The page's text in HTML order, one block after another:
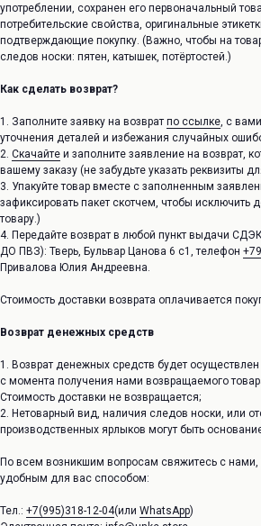
употреблении, сохранен его первоначальный
потребительские свойства, оригинальные
подтверждающие покупку. (Важно, чтобы на
следов носки: пятен, катышек, потёртостей.)
Как сделать возврат?
1. Заполните заявку на возврат по ссылке, с
уточнения деталей и избежания случайных
2. Скачайте и заполните заявление на возврат,
вашему заказу (не забудьте указать реквизиты
3. Упакуйте товар вместе с заполненным
зафиксировать пакет скотчем, чтобы исключить
товару.)
4. Передайте возврат в любой пункт выдачи
ДО ПВЗ): Тверь, Бульвар Цанова 6 с1, телефон
Привалова Юлия Андреевна.
Стоимость доставки возврата оплачивается
Возврат денежных средств
1. Возврат денежных средств будет
с момента получения нами возвращаемого
Стоимость доставки не возвращается;
2. Нетоварный вид, наличия следов носки, или
производственных ярлыков могут быть
По всем возникшим вопросам свяжитесь с
удобным для вас способом:
Тел.: +7(995)318-12-04(или WhatsApp)